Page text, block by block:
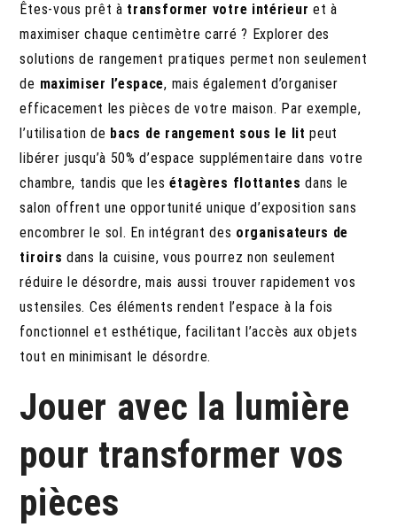
Êtes-vous prêt à transformer votre intérieur et à
maximiser chaque centimètre carré ? Explorer des
solutions de rangement pratiques permet non seulement
de maximiser l’espace, mais également d’organiser
efficacement les pièces de votre maison. Par exemple,
l’utilisation de bacs de rangement sous le lit peut
libérer jusqu’à 50% d’espace supplémentaire dans votre
chambre, tandis que lesétagères flottantes dans le
salon offrent une opportunité unique d’exposition sans
encombrer le sol. En intégrant des organisateurs de
tiroirs dans la cuisine, vous pourrez non seulement
réduire le désordre, mais aussi trouver rapidement vos
ustensiles. Ces éléments rendent l’espace à la fois
fonctionnel et esthétique, facilitant l’accès aux objets
tout en minimisant le désordre.
Jouer avec la lumière
pour transformer vos
pièces